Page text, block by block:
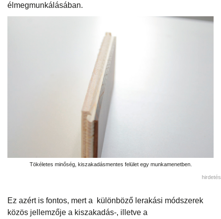
élmegmunkálásában.
Tökéletes minőség, kiszakadásmentes felület egy munkamenetben.
hirdetés
Ez azért is fontos, mert a különböző lerakási módszerek
közös jellemzője a kiszakadás-, illetve a